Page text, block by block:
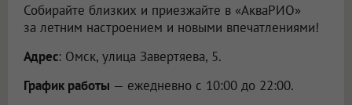
Собирайте близких и приезжайте в «АкваРИО»
за летним настроением и новыми впечатлениями!
Адрес: Омск, улица Завертяева, 5.
График работы — ежедневно с 10:00 до 22:00.